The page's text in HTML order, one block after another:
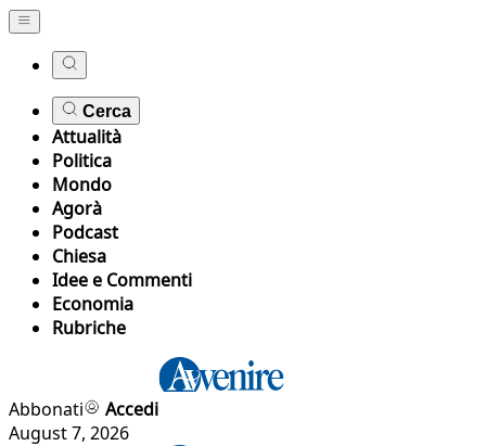
Cerca
Attualità
Politica
Mondo
Agorà
Podcast
Chiesa
Idee e Commenti
Economia
Rubriche
Abbonati
Accedi
August 7, 2026